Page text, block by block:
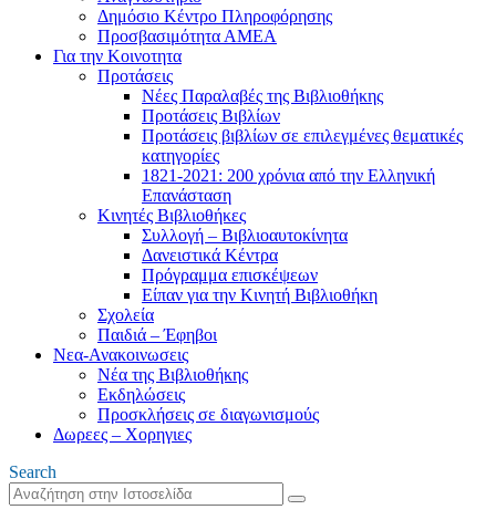
Δημόσιο Κέντρο Πληροφόρησης
Προσβασιμότητα ΑΜΕΑ
Για την Κοινοτητα
Προτάσεις
Νέες Παραλαβές της Βιβλιοθήκης
Προτάσεις Βιβλίων
Προτάσεις βιβλίων σε επιλεγμένες θεματικές
κατηγορίες
1821-2021: 200 χρόνια από την Ελληνική
Επανάσταση
Κινητές Βιβλιοθήκες
Συλλογή – Βιβλιοαυτοκίνητα
Δανειστικά Κέντρα
Πρόγραμμα επισκέψεων
Είπαν για την Κινητή Βιβλιοθήκη
Σχολεία
Παιδιά – Έφηβοι
Νεα-Ανακοινωσεις
Νέα της Βιβλιοθήκης
Εκδηλώσεις
Προσκλήσεις σε διαγωνισμούς
Δωρεες – Χορηγιες
Search